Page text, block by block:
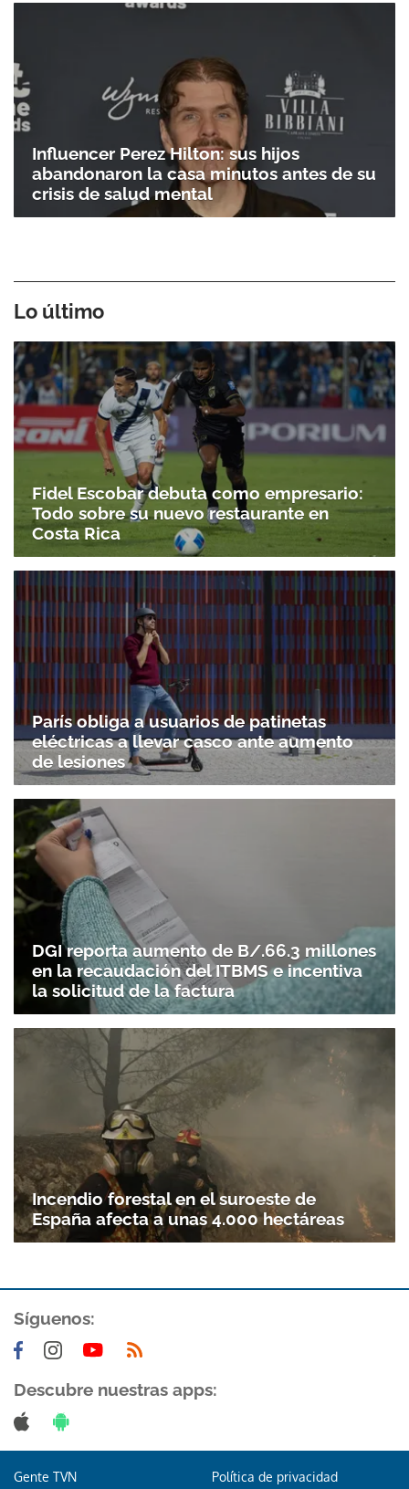
Gracias por suscribirte a nuestro boletín.
Influencer Perez Hilton: sus hijos
abandonaron la casa minutos antes de su
crisis de salud mental
Lo último
Fidel Escobar debuta como empresario:
Todo sobre su nuevo restaurante en
Costa Rica
París obliga a usuarios de patinetas
eléctricas a llevar casco ante aumento
de lesiones
DGI reporta aumento de B/.66.3 millones
en la recaudación del ITBMS e incentiva
la solicitud de la factura
Incendio forestal en el suroeste de
España afecta a unas 4.000 hectáreas
Síguenos:
Descubre nuestras apps:
Gente TVN Política de privacidad